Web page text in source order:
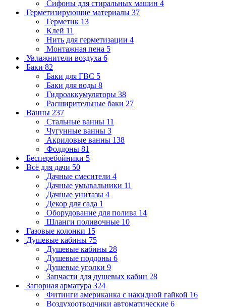
Сифоны для стиральных машин 4
Герметизирующие материалы 37
Герметик 13
Клей 11
Нить для герметизации 4
Монтажная пена 5
Увлажнители воздуха 6
Баки 82
Баки для ГВС 5
Баки для воды 8
Гидроаккумуляторы 38
Расширительные баки 27
Ванны 237
Стальные ванны 11
Чугунные ванны 3
Акриловые ванны 138
Фолдоны 81
Бесперебойники 5
Всё для дачи 50
Дачные смесители 4
Дачные умывальники 11
Дачные унитазы 4
Декор для сада 1
Оборудование для полива 14
Шланги поливочные 10
Газовые колонки 15
Душевые кабины 75
Душевые кабины 28
Душевые поддоны 6
Душевые уголки 9
Запчасти для душевых кабин 28
Запорная арматура 324
Фитинги американка с накидной гайкой 16
Воздухоотводчики автоматические 6